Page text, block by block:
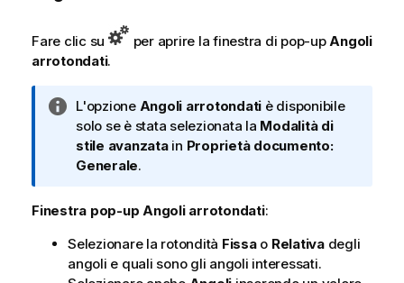
Fare clic su per aprire la finestra di pop-upAngoli
arrotondati.
N
o
t
a
n
o
r
L'opzione Angoli arrotondati è disponibile
solo se è stata selezionata la Modalità di
stile avanzatain Proprietà documento:
Generale.
Finestra pop-up Angoli arrotondati:
Selezionare la rotondità Fissao Relativadegli
angoli e quali sono gli angoli interessati.